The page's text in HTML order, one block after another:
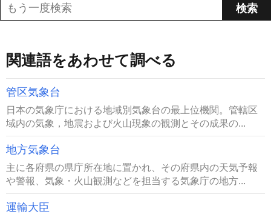
関連語をあわせて調べる
管区気象台
日本の気象庁における地域別気象台の最上位機関。管轄区
域内の気象，地震および火山現象の観測とその成果の...
地方気象台
主に各府県の県庁所在地に置かれ、その府県内の天気予報
や警報、気象・火山観測などを担当する気象庁の地方...
運輸大臣